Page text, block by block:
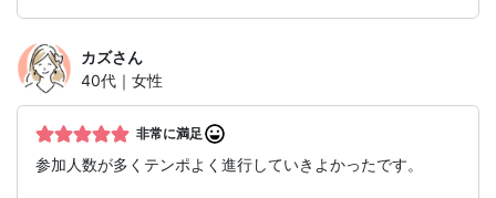
カズさん
40代｜女性
非常に満足
参加人数が多くテンポよく進行していきよかったです。